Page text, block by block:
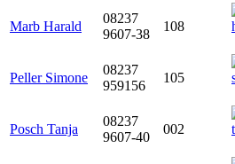
Marb Harald
08237
9607-38
108
Peller Simone
08237
959156
105
Posch Tanja
08237
9607-40
002